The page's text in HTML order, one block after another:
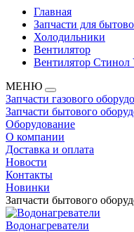
Главная
Запчасти для
Холодильники
Вентилятор
Вентилятор Стинол
МЕНЮ
Запчасти газового
Запчасти бытового
Оборудование
О компании
Доставка и оплата
Новости
Контакты
Новинки
Запчасти бытового
Водонагреватели